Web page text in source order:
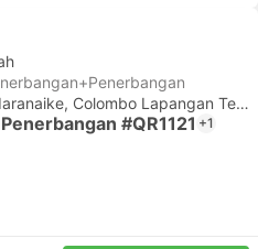
CMB Lapangan Terbang Bandaranaike, Colombo Lapangan Terbang
#QR1121 +1